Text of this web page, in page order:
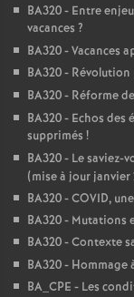
BA320 - Entre
vacances ?
BA320 - Vacances
BA320 -
BA320 - Réforme
BA320 - Echos
supprimés !
BA320 - Le saviez-
(mise à jour janvier
BA320 - COVID,
BA320 - Mutations
BA320 - Contexte
BA320 - Hommage
BA_CPE - Les